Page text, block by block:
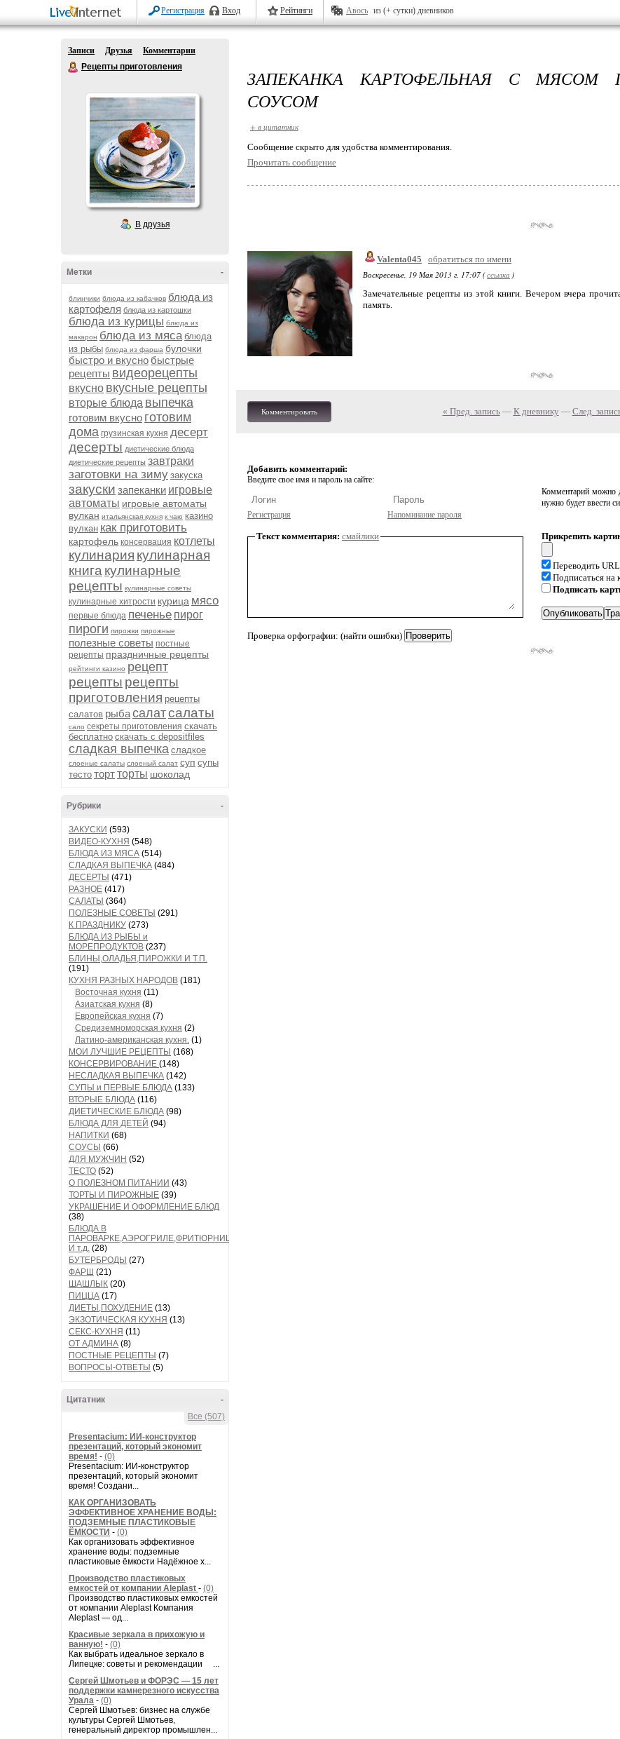
Регистрация Вход Рейтинги Авось из (+ сутки) дневников
Записи Друзья
Комментарии
Рецепты приготовления
В друзья
-
Метки
блинчики блюда из кабачков блюда из
картофеля блюда из картошки
блюда из курицы блюда из
макарон блюда из мяса блюда
из рыбы блюда из фарша булочки
быстро и вкусно быстрые
рецепты видеорецепты
вкусно вкусные рецепты
вторые блюда выпечка
готовим вкусно готовим
дома грузинская кухня десерт
десерты диетические блюда
диетические рецепты завтраки
заготовки на зиму закуска
закуски запеканки игровые
автоматы игровые автоматы
вулкан итальянская кухня к чаю казино
вулкан как приготовить
картофель консервация котлеты
кулинария кулинарная
книга кулинарные
рецепты кулинарные советы
кулинарные хитрости курица мясо
первые блюда печенье пирог
пироги пирожки пирожные
полезные советы постные
рецепты праздничные рецепты
рейтинги казино рецепт
рецепты рецепты
приготовления рецепты
салатов рыбасалатсалаты
сало секреты приготовления скачать
бесплатно скачать с depositfiles
сладкая выпечка сладкое
слоеные салаты слоеный салат суп супы
тесто тортторты шоколад
-
Рубрики
ЗАКУСКИ (593)
ВИДЕО-КУХНЯ (548)
БЛЮДА ИЗ МЯСА (514)
СЛАДКАЯ ВЫПЕЧКА (484)
ДЕСЕРТЫ (471)
РАЗНОЕ (417)
САЛАТЫ (364)
ПОЛЕЗНЫЕ СОВЕТЫ (291)
К ПРАЗДНИКУ (273)
БЛЮДА ИЗ РЫБЫ и
МОРЕПРОДУКТОВ (237)
БЛИНЫ,ОЛАДЬЯ,ПИРОЖКИ И Т.П.
(191)
КУХНЯ РАЗНЫХ НАРОДОВ (181)
Восточная кухня (11)
Азиатская кухня (8)
Европейская кухня (7)
Средиземноморская кухня (2)
Латино-американская кухня. (1)
МОИ ЛУЧШИЕ РЕЦЕПТЫ (168)
КОНСЕРВИРОВАНИЕ (148)
НЕСЛАДКАЯ ВЫПЕЧКА (142)
СУПЫ и ПЕРВЫЕ БЛЮДА (133)
ВТОРЫЕ БЛЮДА (116)
ДИЕТИЧЕСКИЕ БЛЮДА (98)
БЛЮДА ДЛЯ ДЕТЕЙ (94)
НАПИТКИ (68)
СОУСЫ (66)
ДЛЯ МУЖЧИН (52)
ТЕСТО (52)
О ПОЛЕЗНОМ ПИТАНИИ (43)
ТОРТЫ И ПИРОЖНЫЕ (39)
УКРАШЕНИЕ И ОФОРМЛЕНИЕ БЛЮД
(38)
БЛЮДА В
ПАРОВАРКЕ,АЭРОГРИЛЕ,ФРИТЮРНИЦЕ
И т.д. (28)
БУТЕРБРОДЫ (27)
ФАРШ (21)
ШАШЛЫК (20)
ПИЦЦА (17)
ДИЕТЫ,ПОХУДЕНИЕ (13)
ЭКЗОТИЧЕСКАЯ КУХНЯ (13)
СЕКС-КУХНЯ (11)
ОТ АДМИНА (8)
ПОСТНЫЕ РЕЦЕПТЫ (7)
ВОПРОСЫ-ОТВЕТЫ (5)
-
Цитатник
Все (507)
Presentacium: ИИ‑конструктор
презентаций, который экономит
время! - (0)
Presentacium: ИИ‑конструктор
презентаций, который экономит
время! Создани...
КАК ОРГАНИЗОВАТЬ
ЭФФЕКТИВНОЕ ХРАНЕНИЕ ВОДЫ:
ПОДЗЕМНЫЕ ПЛАСТИКОВЫЕ
ЁМКОСТИ - (0)
Как организовать эффективное
хранение воды: подземные
пластиковые ёмкости Надёжное х...
Производство пластиковых
емкостей от компании Aleplast - (0)
Производство пластиковых емкостей
от компании Aleplast Компания
Aleplast — од...
Красивые зеркала в прихожую и
ванную! - (0)
Как выбрать идеальное зеркало в
Липецке: советы и рекомендации ...
Сергей Шмотьев и ФОРЭС — 15 лет
поддержки камнерезного искусства
Урала - (0)
Сергей Шмотьев: бизнес на службе
культуры Сергей Шмотьев,
генеральный директор промышлен...
ЗАПЕКАНКА КАРТОФЕЛЬНАЯ С МЯСОМ
СОУСОМ
+ в цитатник
Cообщение скрыто для удобства комментирования.
Прочитать сообщение
Valenta045
обратиться по имени
Воскресенье, 19 Мая 2013 г. 17:07 (ссылка )
Замечательные рецепты из этой книги. Вечером вчера
память.
Комментировать « Пред. запись— К дневнику — След.
Добавить комментарий:
Введите свое имя и пароль на сайте:
Регистрация Напоминание пароля
Комментарий можно
нужно будет ввести
Текст комментария: смайлики
Проверка орфографии: (найти ошибки)
Прикрепить
Переводить
Подписаться на
Подписать